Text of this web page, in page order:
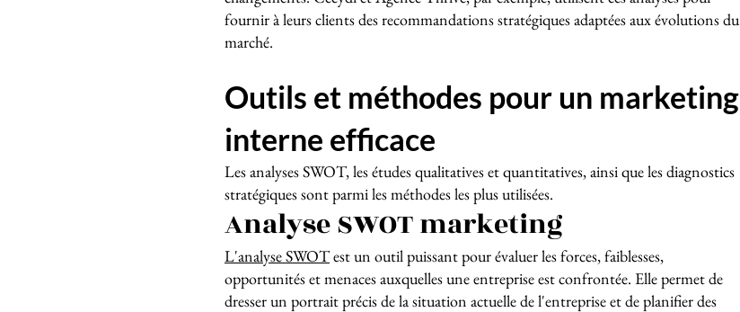
fournir à leurs clients des recommandations stratégiques adaptées aux évolutions du
marché.
Outils et méthodes pour un marketing
interne efficace
Les analyses SWOT, les études qualitatives et quantitatives, ainsi que les diagnostics
stratégiques sont parmi les méthodes les plus utilisées.
Analyse SWOT marketing
L'analyse SWOTest un outil puissant pour évaluer les forces, faiblesses,
opportunités et menaces auxquelles une entreprise est confrontée. Elle permet de
dresser un portrait précis de la situation actuelle de l'entreprise et de planifier des